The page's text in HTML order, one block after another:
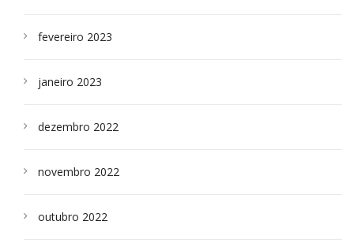
fevereiro 2023
janeiro 2023
dezembro 2022
novembro 2022
outubro 2022